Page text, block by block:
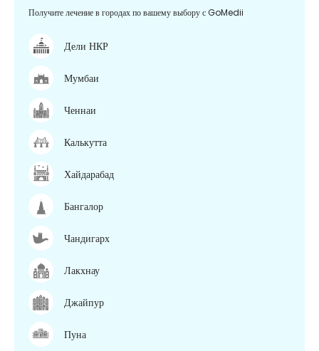
Получите лечение в городах по вашему выбору с GoMedii
Дели НКР
Мумбаи
Ченнаи
Калькутта
Хайдарабад
Бангалор
Чандигарх
Лакхнау
Джайпур
Пуна